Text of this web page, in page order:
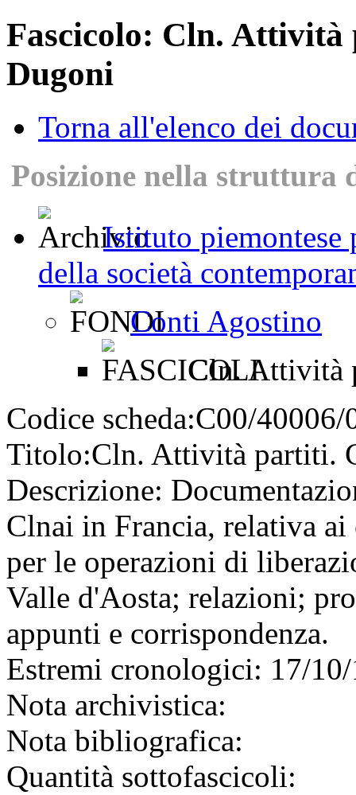
Fascicolo: Cln.
Dugoni
Torna all'elenco dei
Posizione nella struttura
Istituto piemontese
della società
Conti Agostino
Cln. Attività
Codice scheda:C00/40006/
Titolo:Cln. Attività partiti.
Descrizione:
Clnai in Francia, relativa
per le operazioni di
Valle d'Aosta; relazioni;
appunti e corrispondenza.
Estremi cronologici: 17/
Nota archivistica:
Nota bibliografica:
Quantità sottofascicoli: